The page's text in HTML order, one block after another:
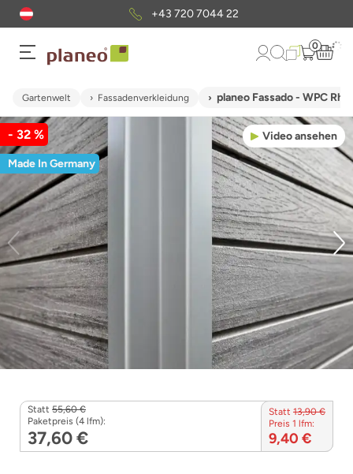
+43 720 7044 22
0
Gartenwelt Fassadenverkleidung planeo Fassado - WPC
Video ansehen
- 32 %
Made In Germany
Statt 55,60 €
Paketpreis (4 lfm):
37,60 €
Statt 13,90 €
Preis 1 lfm:
9,40 €